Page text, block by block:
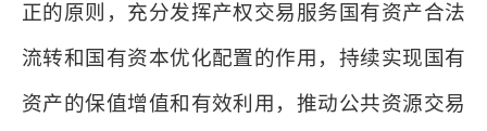
正的原则，充分发挥产权交易服务国有资产合法
流转和国有资本优化配置的作用，持续实现国有
资产的保值增值和有效利用，推动公共资源交易